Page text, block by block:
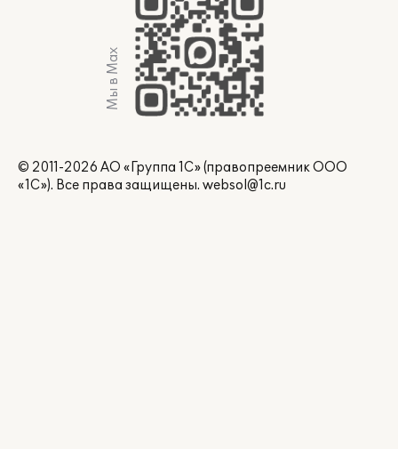
Мы в Max
© 2011-2026 АО «Группа 1С» (правопреемник ООО
«1С»). Все права защищены. websol@1c.ru